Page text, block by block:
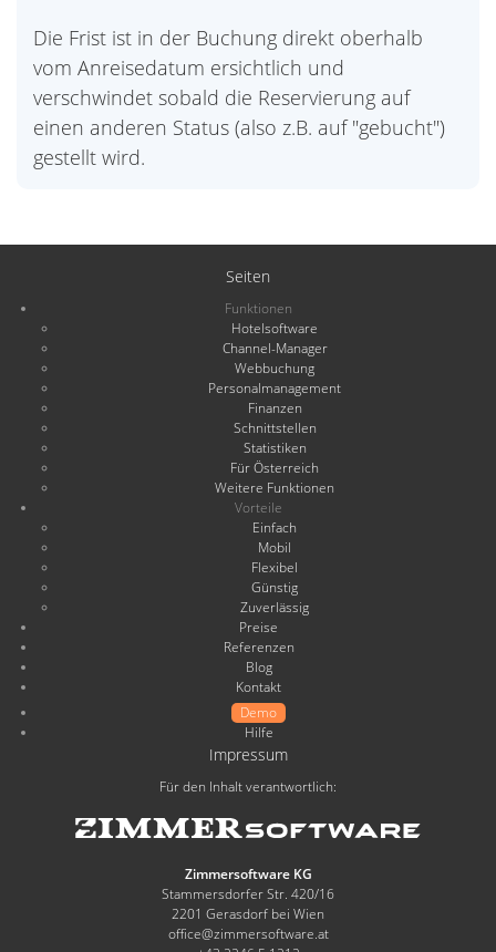
Die Frist ist in der Buchung direkt oberhalb
vom Anreisedatum ersichtlich und
verschwindet sobald die Reservierung auf
einen anderen Status (also z.B. auf "gebucht")
gestellt wird.
Seiten
Funktionen
Hotelsoftware
Channel-Manager
Webbuchung
Personalmanagement
Finanzen
Schnittstellen
Statistiken
Für Österreich
Weitere Funktionen
Vorteile
Einfach
Mobil
Flexibel
Günstig
Zuverlässig
Preise
Referenzen
Blog
Kontakt
Demo
Hilfe
Impressum
Für den Inhalt verantwortlich:
Zimmersoftware KG
Stammersdorfer Str. 420/16
2201 Gerasdorf bei Wien
office@zimmersoftware.at